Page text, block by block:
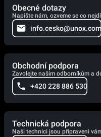
Obecné dotazy
Napište nám, ozveme se co
info.cesko@unox.com
Obchodní podpora
Zavolejte našim odborníkům a
+420 228 886 530
Technická podpora
Naši technici jsou připraveni